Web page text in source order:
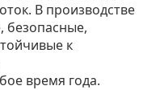
В производстве
безопасные,
к
время года.